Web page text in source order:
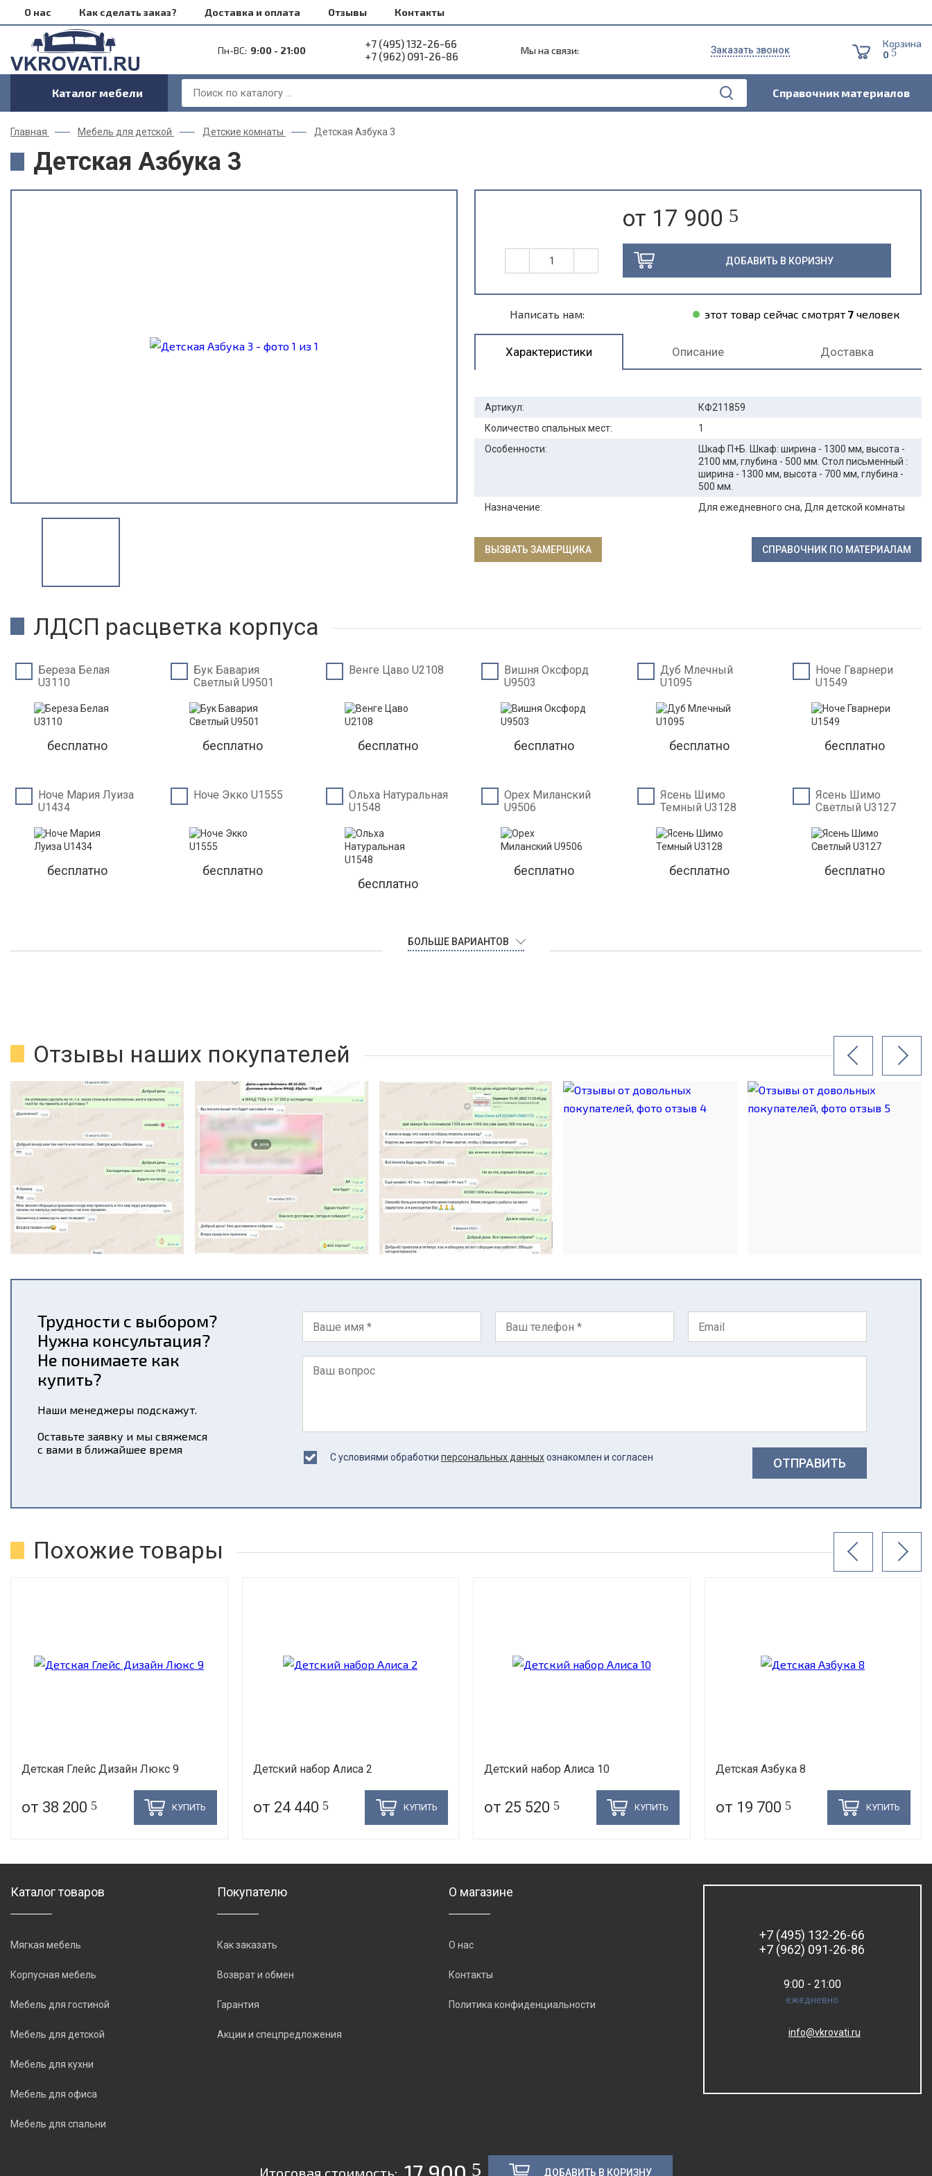
О нас Как сделать заказ? Доставка и оплата Отзывы Контакты
Пн-ВС: 9:00 - 21:00
+7 (495) 132-26-66
+7 (962) 091-26-86
Мы на связи: Заказать звонок
Корзина
0 5
Каталог мебели Справочник материалов
Главная Мебель для детской Детские комнаты Детская Азбука 3
Детская Азбука 3
от 17 900 5
ДОБАВИТЬ В КОРИЗНУ
Написать нам: этот товар сейчас смотрят7 человек
Характеристики Описание Доставка
Артикул:
КФ211859
Количество спальных мест:
1
Особенности:
Шкаф П+Б. Шкаф: ширина - 1300 мм, высота -
2100 мм, глубина - 500 мм. Стол письменный :
ширина - 1300 мм, высота - 700 мм, глубина -
500 мм.
Назначение:
Для ежедневного сна, Для детской комнаты
ВЫЗВАТЬ ЗАМЕРЩИКА СПРАВОЧНИК ПО МАТЕРИАЛАМ
ЛДСП расцветка корпуса
Береза Белая
U3110
бесплатно
Бук Бавария
Светлый U9501
бесплатно
Венге Цаво U2108
бесплатно
Вишня Оксфорд
U9503
бесплатно
Дуб Млечный
U1095
бесплатно
Ноче Гварнери
U1549
бесплатно
Ноче Мария Луиза
U1434
бесплатно
Ноче Экко U1555
бесплатно
Ольха Натуральная
U1548
бесплатно
Орех Миланский
U9506
бесплатно
Ясень Шимо
Темный U3128
бесплатно
Ясень Шимо
Светлый U3127
бесплатно
БОЛЬШЕ ВАРИАНТОВ
Итоговая стоимость: 5 ДОБАВИТЬ В КОРИЗНУ
Отзывы наших покупателей
Трудности с выбором?
Нужна консультация?
Не понимаете как
купить?
Наши менеджеры подскажут.
Оставьте заявку и мы свяжемся
с вами в ближайшее время
С условиями обработки персональных данныхознакомлен и согласен ОТПРАВИТЬ
Похожие товары
Детская Глейс Дизайн Люкс 9
от 38 200 5 КУПИТЬ
Детский набор Алиса 2
от 24 440 5 КУПИТЬ
Детский набор Алиса 10
от 25 520 5 КУПИТЬ
Детская Азбука 8
от 19 700 5 КУПИТЬ
Каталог товаров
Мягкая мебель
Корпусная мебель
Мебель для гостиной
Мебель для детской
Мебель для кухни
Мебель для офиса
Мебель для спальни
Покупателю
Как заказать
Возврат и обмен
Гарантия
Акции и спецпредложения
О магазине
О нас
Контакты
Политика конфиденциальности
+7 (495) 132-26-66
+7 (962) 091-26-86
9:00 - 21:00
ежедневно
info@vkrovati.ru